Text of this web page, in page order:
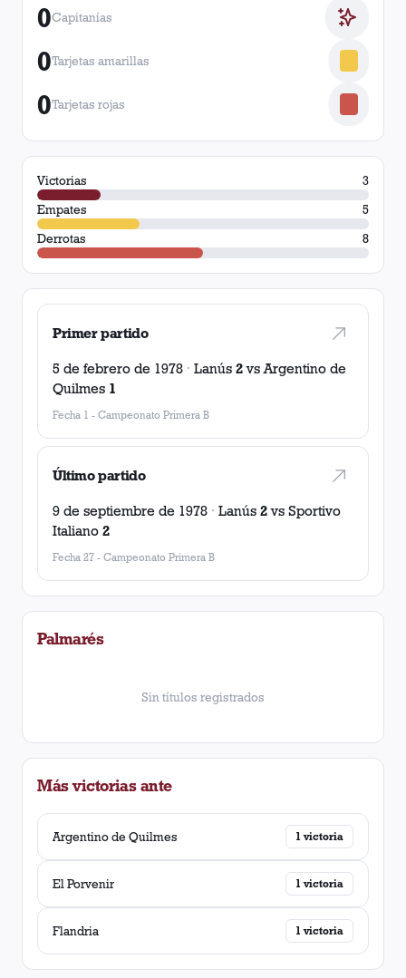
0Capitanías
0Tarjetas amarillas
0Tarjetas rojas
Victorias
3
Empates
5
Derrotas
8
Primer partido
5 de febrero de 1978 · Lanús 2vs Argentino de
Quilmes 1
Fecha 1 - Campeonato Primera B
Último partido
9 de septiembre de 1978 · Lanús 2vs Sportivo
Italiano 2
Fecha 27 - Campeonato Primera B
Palmarés
Sin títulos registrados
Más victorias ante
Argentino de Quilmes 1 victoria
El Porvenir 1 victoria
Flandria 1 victoria